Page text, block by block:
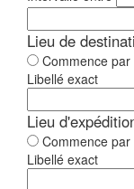
Lieu de
Commence par
Libellé exact
Lieu
Commence par
Libellé exact